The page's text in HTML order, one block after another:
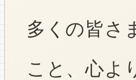
多くの皆さ
こと、心よ